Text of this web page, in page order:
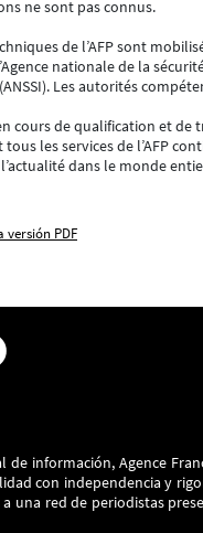
ne sont pas connus.
de l’AFP sont
nationale de la
Les autorités
cours de qualification et de
les services de l’AFP
dans le monde
versión PDF
de información, Agence
con independencia y
a una red de periodistas